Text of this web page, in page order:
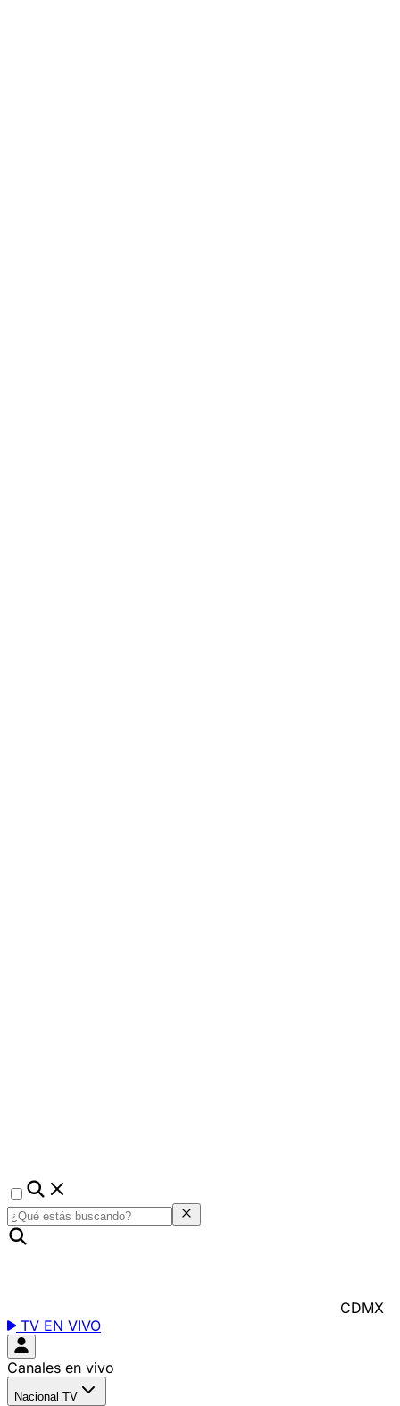
CDMX
TV EN VIVO
Canales en vivo
Nacional TV